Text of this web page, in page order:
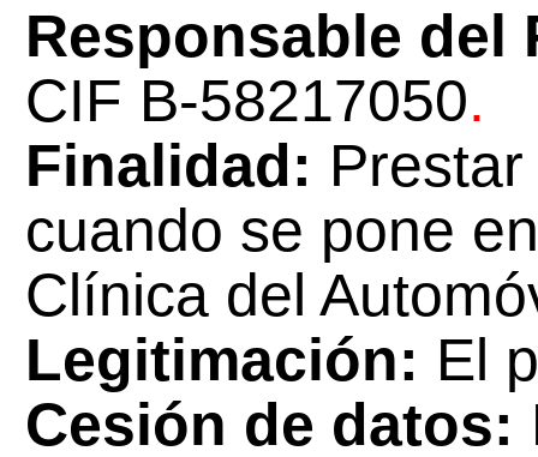
Responsable del
CIF B-58217050.
Finalidad: P
cuando se pone
Clínica del
Legitimación: El
Cesión de datos: